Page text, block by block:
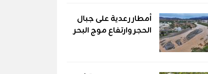
أمطار رعدية على جبال
الحجر وارتفاع موج البحر